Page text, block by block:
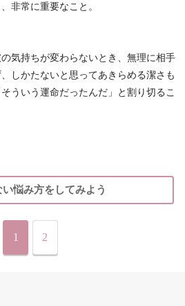
非常に重要なこと。
気持ちが変わらないとき、無理に相手
しかたないと思ってあきらめる潔さも
ういう運命だったんだ」と割り切るこ
悩み方をしてみよう
1 2